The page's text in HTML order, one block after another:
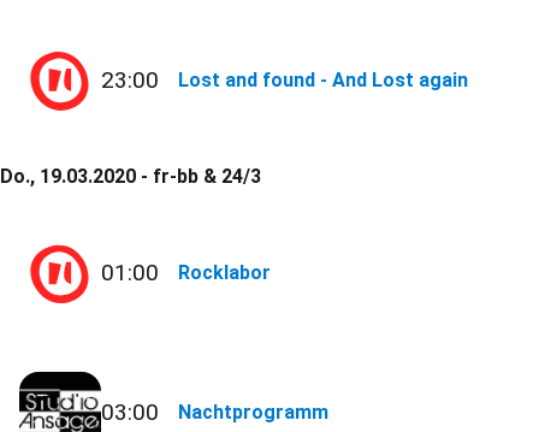
23:00 Lost and found - And Lost again
Do., 19.03.2020 - fr-bb & 24/3
01:00 Rocklabor
03:00 Nachtprogramm